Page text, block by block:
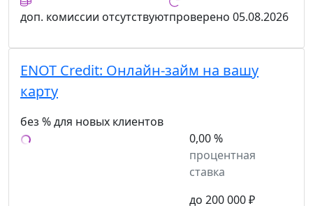
доп. комиссии отсутствуютпроверено 05.08.2026
ENOT Credit: Онлайн-займ на вашу
карту
без % для новых клиентов
0,00 %
процентная
ставка
до 200 000 ₽